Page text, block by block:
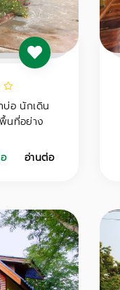
บ่อ นักเดิน
นที่อย่าง
อ่านต่อ